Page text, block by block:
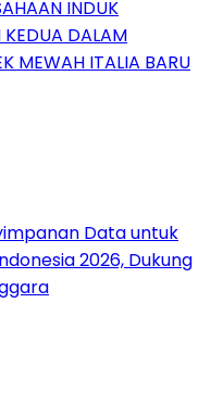
INDUK
DALAM
MEWAH ITALIA BARU
Data untuk
2026, Dukung